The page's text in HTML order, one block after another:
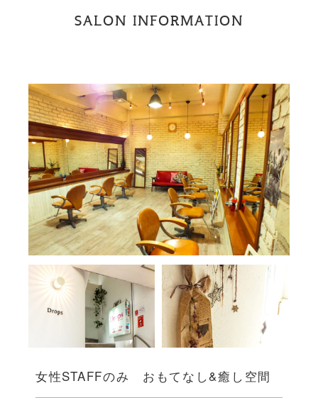
SALON INFORMATION
女性STAFFのみ おもてなし&癒し空間